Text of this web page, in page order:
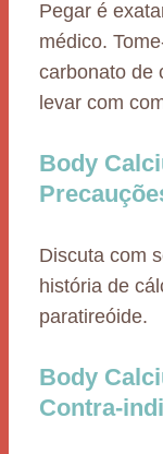
Pegar é
médico.
carbonato de
levar com
Body
Discuta com
história de
paratireóide.
Body
Contra-